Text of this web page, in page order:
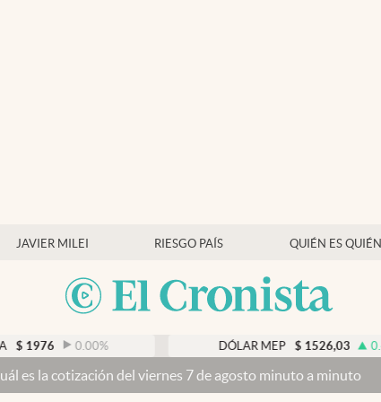
JAVIER MILEI RIESGO PAÍS QUIÉN ES QUIÉN
% $ 1526,03 0.43%
viernes 7 de agosto minuto a minuto